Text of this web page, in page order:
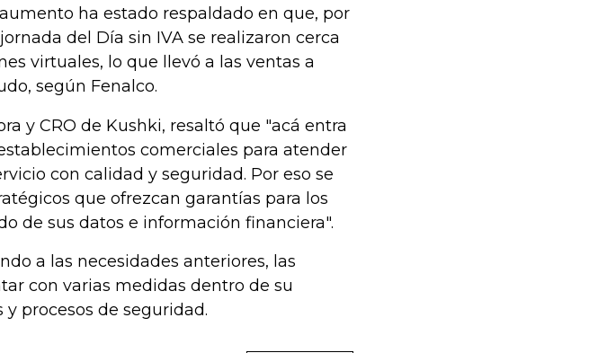
ha estado respaldado en que, por
del Día sin IVA se realizaron cerca
virtuales, lo que llevó a las ventas a
según Fenalco.
y CRO de Kushki, resaltó que "acá entra
comerciales para atender
con calidad y seguridad. Por eso se
que ofrezcan garantías para los
de sus datos e información financiera".
a las necesidades anteriores, las
con varias medidas dentro de su
procesos de seguridad.